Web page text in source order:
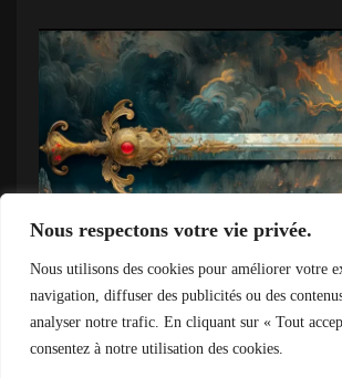
Nous respectons votre vie privée.
Nous utilisons des cookies pour améliorer votre
navigation, diffuser des publicités ou des
analyser notre trafic. En cliquant sur « Tout
consentez à notre utilisation des cookies.
Combinaison Trois d’Épées et